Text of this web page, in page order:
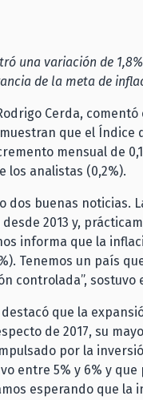
una variación de
de la meta de
Cerda,
que el Índice
mensual de
los analistas (0,2%).
dos buenas noticias.
2013 y,
informa que la
Tenemos un país
controlada”, sostuvo
que la
de 2017, su
por la
entre 5% y 6% y
esperando que la